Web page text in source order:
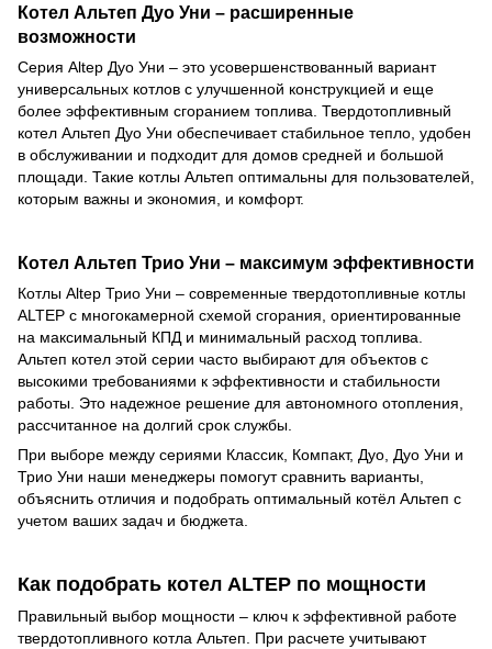
Котел Альтеп Дуо Уни – расширенные
возможности
Серия Altep Дуо Уни – это усовершенствованный вариант
универсальных котлов с улучшенной конструкцией и еще
более эффективным сгоранием топлива. Твердотопливный
котел Альтеп Дуо Уни обеспечивает стабильное тепло, удобен
в обслуживании и подходит для домов средней и большой
площади. Такие котлы Альтеп оптимальны для пользователей,
которым важны и экономия, и комфорт.
Котел Альтеп Трио Уни – максимум эффективности
Котлы Altep Трио Уни – современные твердотопливные котлы
ALTEP с многокамерной схемой сгорания, ориентированные
на максимальный КПД и минимальный расход топлива.
Альтеп котел этой серии часто выбирают для объектов с
высокими требованиями к эффективности и стабильности
работы. Это надежное решение для автономного отопления,
рассчитанное на долгий срок службы.
При выборе между сериями Классик, Компакт, Дуо, Дуо Уни и
Трио Уни наши менеджеры помогут сравнить варианты,
объяснить отличия и подобрать оптимальный котёл Альтеп с
учетом ваших задач и бюджета.
Как подобрать котел ALTEP по мощности
Правильный выбор мощности – ключ к эффективной работе
твердотопливного котла Альтеп. При расчете учитывают